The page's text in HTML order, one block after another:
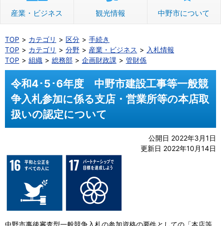
産業・ビジネス 観光情報 中野市について
TOP カテゴリ 区分
手続き
TOP
カテゴリ 分野 産業・ビジネス
入札情報
TOP
組織 総務部 企画財政課 管財係
令和4･5･6年度 中野市建設工事等一般競
争入札参加に係る支店・営業所等の本店取
扱いの認定について
公開日 2022年3月1日
更新日 2022年10月14日
中野市事後審査型一般競争入札の参加資格の要件としての「本店等